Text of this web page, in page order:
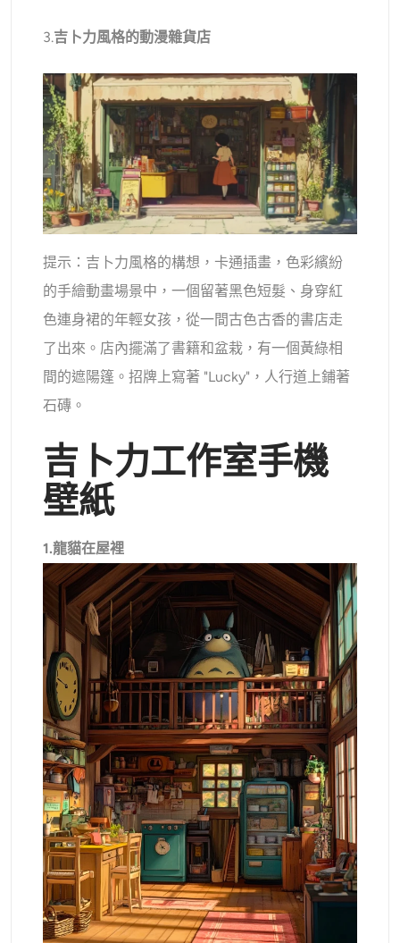
3.吉卜力風格的動漫雜貨店
提示：吉卜力風格的構想，卡通插畫，色彩繽紛
的手繪動畫場景中，一個留著黑色短髮、身穿紅
色連身裙的年輕女孩，從一間古色古香的書店走
了出來。店內擺滿了書籍和盆栽，有一個黃綠相
間的遮陽篷。招牌上寫著 "Lucky"，人行道上鋪著
石磚。
吉卜力工作室手機
壁紙
1.龍貓在屋裡